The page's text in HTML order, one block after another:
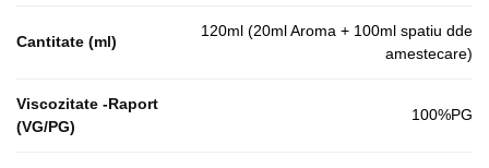
Cantitate (ml)
120ml (20ml Aroma + 100ml spatiu dde
amestecare)
Viscozitate -Raport
(VG/PG)
100%PG